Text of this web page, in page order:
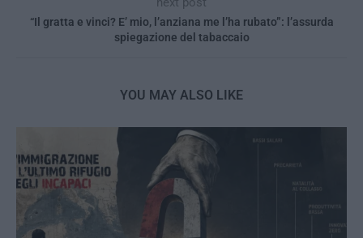
“Il gratta e vinci? E’ mio, l’anziana me l’ha rubato”: l’assurda
spiegazione del tabaccaio
YOU MAY ALSO LIKE